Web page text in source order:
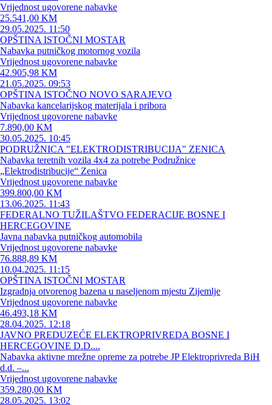
Vrijednost ugovorene nabavke
25.541,00 KM
29.05.2025. 11:50
OPŠTINA ISTOČNI MOSTAR
Nabavka putničkog motornog vozila
Vrijednost ugovorene nabavke
42.905,98 KM
21.05.2025. 09:53
OPŠTINA ISTOČNO NOVO SARAJEVO
Nabavka kancelarijskog materijala i pribora
Vrijednost ugovorene nabavke
7.890,00 KM
30.05.2025. 10:45
PODRUŽNICA "ELEKTRODISTRIBUCIJA" ZENICA
Nabavka teretnih vozila 4x4 za potrebe Podružnice
„Elektrodistribucije“ Zenica
Vrijednost ugovorene nabavke
399.800,00 KM
13.06.2025. 11:43
FEDERALNO TUŽILAŠTVO FEDERACIJE BOSNE I
HERCEGOVINE
Javna nabavka putničkog automobila
Vrijednost ugovorene nabavke
76.888,89 KM
10.04.2025. 11:15
OPŠTINA ISTOČNI MOSTAR
Izgradnja otvorenog bazena u naseljenom mjestu Zijemlje
Vrijednost ugovorene nabavke
46.493,18 KM
28.04.2025. 12:18
JAVNO PREDUZEĆE ELEKTROPRIVREDA BOSNE I
HERCEGOVINE D.D....
Nabavka aktivne mrežne opreme za potrebe JP Elektroprivreda BiH
d.d. –...
Vrijednost ugovorene nabavke
359.280,00 KM
28.05.2025. 13:02